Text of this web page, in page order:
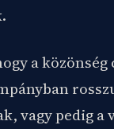
a közönség
vagy pedig a